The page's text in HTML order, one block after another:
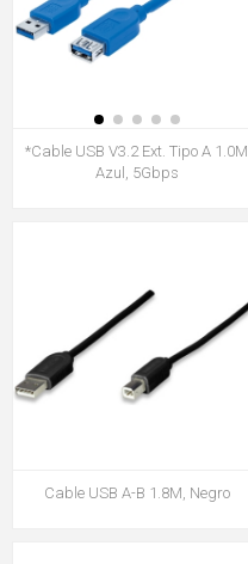
*Cable USB V3.2 Ext. Tipo A 1.0M
Azul, 5Gbps
Cable USB A-B 1.8M, Negro